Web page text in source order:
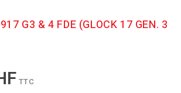
G3 & 4 FDE (GLOCK 17 GEN. 3
TTC